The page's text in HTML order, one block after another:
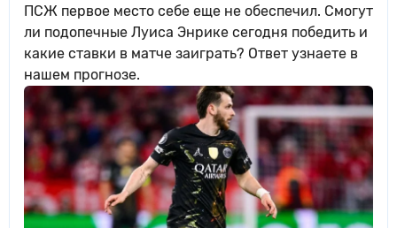
ПСЖ первое место себе еще не обеспечил. Смогут
ли подопечные Луиса Энрике сегодня победить и
какие ставки в матче заиграть? Ответ узнаете в
нашем прогнозе.